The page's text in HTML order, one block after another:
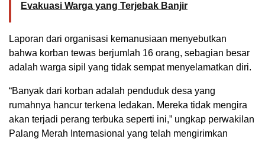
Evakuasi Warga yang Terjebak Banjir
Laporan dari organisasi kemanusiaan menyebutkan
bahwa korban tewas berjumlah 16 orang, sebagian besar
adalah warga sipil yang tidak sempat menyelamatkan diri.
“Banyak dari korban adalah penduduk desa yang
rumahnya hancur terkena ledakan. Mereka tidak mengira
akan terjadi perang terbuka seperti ini,” ungkap perwakilan
Palang Merah Internasional yang telah mengirimkan